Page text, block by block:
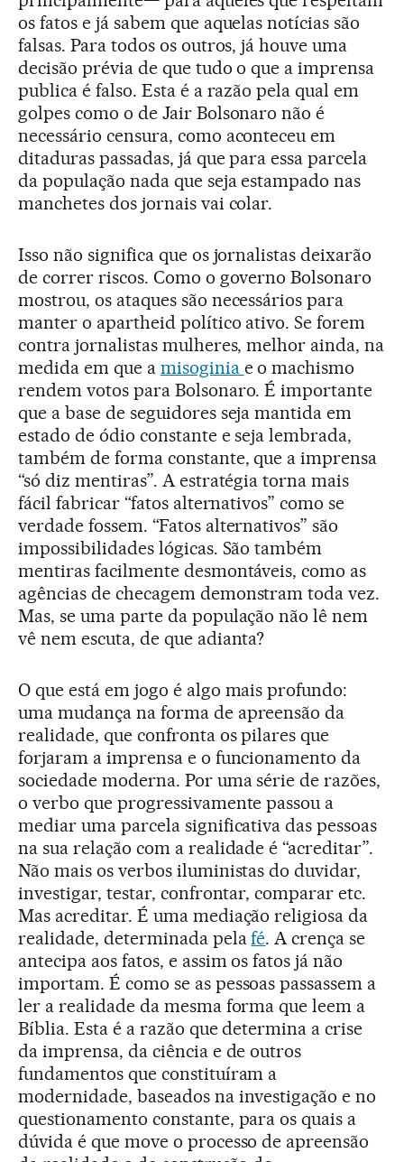
os fatos e já sabem que aquelas notícias são
falsas. Para todos os outros, já houve uma
decisão prévia de que tudo o que a imprensa
publica é falso. Esta é a razão pela qual em
golpes como o de Jair Bolsonaro não é
necessário censura, como aconteceu em
ditaduras passadas, já que para essa parcela
da população nada que seja estampado nas
manchetes dos jornais vai colar.
Isso não significa que os jornalistas deixarão
de correr riscos. Como o governo Bolsonaro
mostrou, os ataques são necessários para
manter o apartheid político ativo. Se forem
contra jornalistas mulheres, melhor ainda, na
medida em que a misoginia e o machismo
rendem votos para Bolsonaro. É importante
que a base de seguidores seja mantida em
estado de ódio constante e seja lembrada,
também de forma constante, que a imprensa
“só diz mentiras”. A estratégia torna mais
fácil fabricar “fatos alternativos” como se
verdade fossem. “Fatos alternativos” são
impossibilidades lógicas. São também
mentiras facilmente desmontáveis, como as
agências de checagem demonstram toda vez.
Mas, se uma parte da população não lê nem
vê nem escuta, de que adianta?
O que está em jogo é algo mais profundo:
uma mudança na forma de apreensão da
realidade, que confronta os pilares que
forjaram a imprensa e o funcionamento da
sociedade moderna. Por uma série de razões,
o verbo que progressivamente passou a
mediar uma parcela significativa das pessoas
na sua relação com a realidade é “acreditar”.
Não mais os verbos iluministas do duvidar,
investigar, testar, confrontar, comparar etc.
Mas acreditar. É uma mediação religiosa da
realidade, determinada pelafé. A crença se
antecipa aos fatos, e assim os fatos já não
importam. É como se as pessoas passassem a
ler a realidade da mesma forma que leem a
Bíblia. Esta é a razão que determina a crise
da imprensa, da ciência e de outros
fundamentos que constituíram a
modernidade, baseados na investigação e no
questionamento constante, para os quais a
dúvida é que move o processo de apreensão